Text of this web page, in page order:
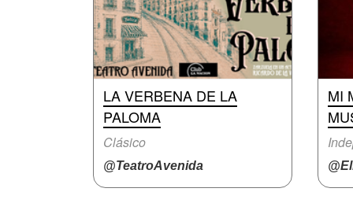
LA VERBENA DE LA
PALOMA
Clásico
@TeatroAvenida
MI